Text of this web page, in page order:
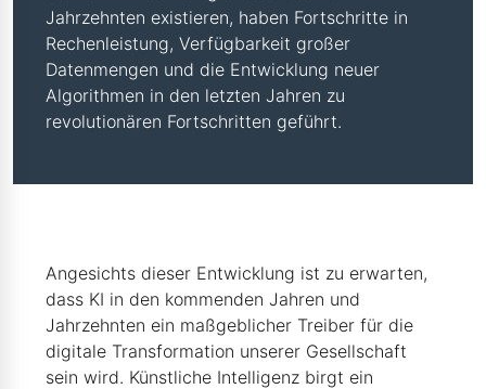
Jahrzehnten existieren, haben Fortschritte in
Rechenleistung, Verfügbarkeit großer
Datenmengen und die Entwicklung neuer
Algorithmen in den letzten Jahren zu
revolutionären Fortschritten geführt.
Angesichts dieser Entwicklung ist zu erwarten,
dass KI in den kommenden Jahren und
Jahrzehnten ein maßgeblicher Treiber für die
digitale Transformation unserer Gesellschaft
sein wird. Künstliche Intelligenz birgt ein